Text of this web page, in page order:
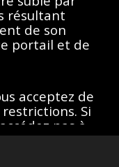
par les lois sur
France ou d'autres
certaines
L’ensemble des
d'image et aux
" du portail.
résultant
de son
portail et de
acceptez de
Si
pas à